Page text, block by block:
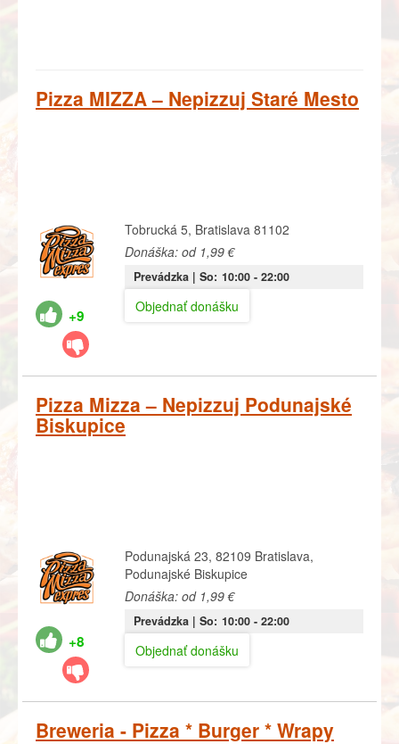
Pizza MIZZA – Nepizzuj Staré Mesto
+9
Tobrucká 5, Bratislava 81102
Donáška: od 1,99 €
Prevádzka | So: 10:00- 22:00
Objednať donášku
Pizza Mizza – Nepizzuj Podunajské
Biskupice
+8
Podunajská 23, 82109 Bratislava,
Podunajské Biskupice
Donáška: od 1,99 €
Prevádzka | So: 10:00- 22:00
Objednať donášku
Breweria - Pizza * Burger * Wrapy